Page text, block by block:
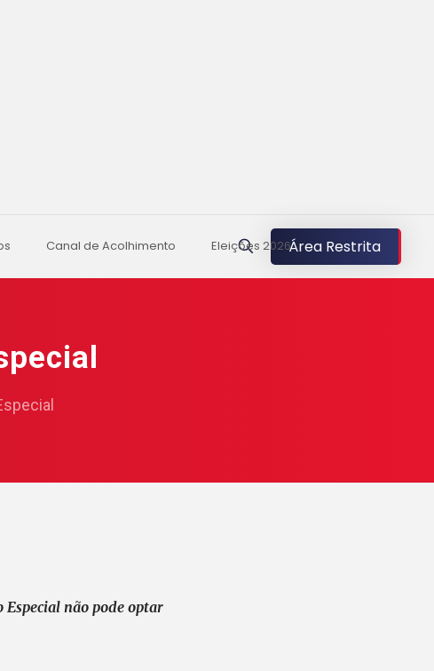
Canal de Acolhimento Eleições 2026Área Restrita
não pode optar